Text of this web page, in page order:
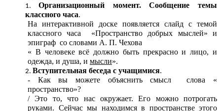
Организационный момент. Сообщение
темы
классного часа.
На интерактивной доске появляется слайд с темой
классного часа «Пространство добрых мыслей» и
эпиграф со словами А. П. Чехова
« В человеке всё должно быть прекрасно и лицо, и
одежда, и душа, и мысли».
Вступительная беседа с учащимися.
- Как вы можете объяснить смысл слова «
пространство»?
/ Это то, что нас окружает. Его можно потрогать
руками. Сейчас мы находимся в пространстве этого